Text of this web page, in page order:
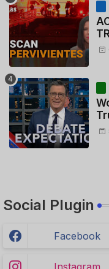
Social Plugin
Facebook
Instagram